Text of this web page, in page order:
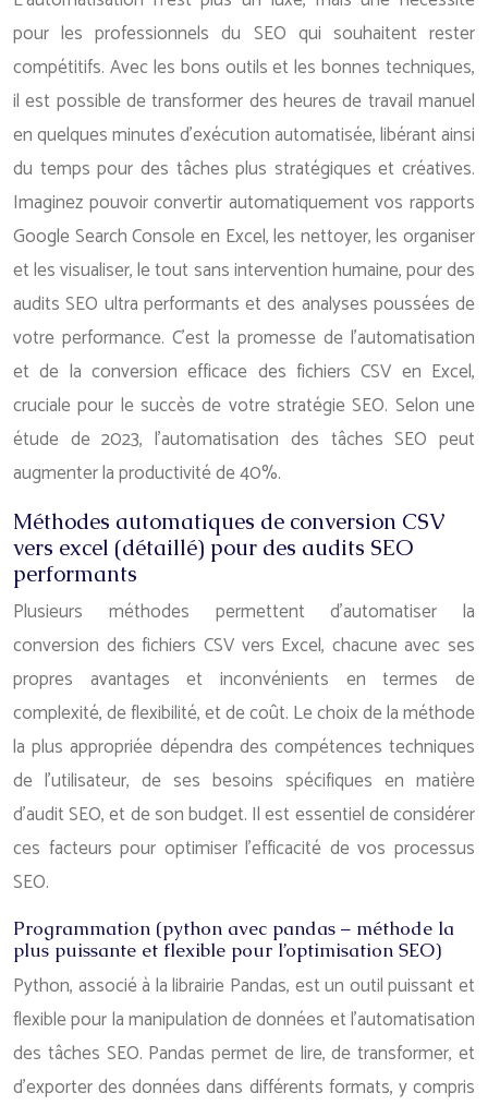
pour les professionnels du SEO qui souhaitent rester
compétitifs. Avec les bons outils et les bonnes techniques,
il est possible de transformer des heures de travail manuel
en quelques minutes d’exécution automatisée, libérant ainsi
du temps pour des tâches plus stratégiques et créatives.
Imaginez pouvoir convertir automatiquement vos rapports
Google Search Console en Excel, les nettoyer, les organiser
et les visualiser, le tout sans intervention humaine, pour des
audits SEO ultra performants et des analyses poussées de
votre performance. C’est la promesse de l’automatisation
et de la conversion efficace des fichiers CSV en Excel,
cruciale pour le succès de votre stratégie SEO. Selon une
étude de 2023, l’automatisation des tâches SEO peut
augmenter la productivité de 40%.
Méthodes automatiques de conversion CSV
vers excel (détaillé) pour des audits SEO
performants
Plusieurs méthodes permettent d’automatiser la
conversion des fichiers CSV vers Excel, chacune avec ses
propres avantages et inconvénients en termes de
complexité, de flexibilité, et de coût. Le choix de la méthode
la plus appropriée dépendra des compétences techniques
de l’utilisateur, de ses besoins spécifiques en matière
d’audit SEO, et de son budget. Il est essentiel de considérer
ces facteurs pour optimiser l’efficacité de vos processus
SEO.
Programmation (python avec pandas – méthode la
plus puissante et flexible pour l’optimisation SEO)
Python, associé à la librairie Pandas, est un outil puissant et
flexible pour la manipulation de données et l’automatisation
des tâches SEO. Pandas permet de lire, de transformer, et
d’exporter des données dans différents formats, y compris